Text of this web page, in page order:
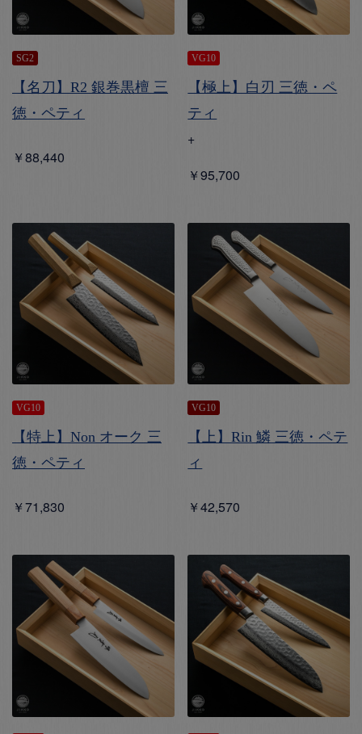
SG2
【名刀】R2 銀巻黒檀 三
徳・ペティ
￥88,440
VG10
【極上】白刃 三徳・ペ
ティ
+
￥95,700
VG10
【特上】Non オーク 三
徳・ペティ
￥71,830
VG10
【上】Rin 鱗 三徳・ペテ
ィ
￥42,570